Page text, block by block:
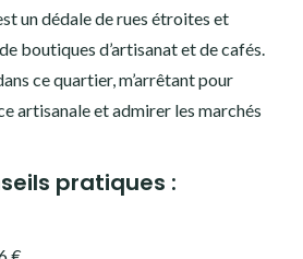
un dédale de rues étroites et
boutiques d’artisanat et de cafés.
ce quartier, m’arrêtant pour
artisanale et admirer les marchés
pratiques :